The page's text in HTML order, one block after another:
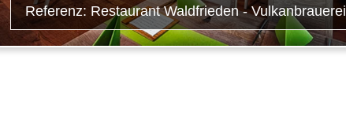
Referenz: Restaurant Waldfrieden - Vulkanbrauerei